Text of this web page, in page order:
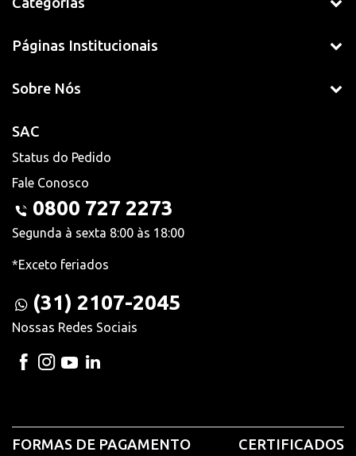
Páginas Institucionais
Sobre Nós
SAC
Status do Pedido
Fale Conosco
0800 727 2273
Segunda à sexta 8:00 às 18:00
*Exceto feriados
(31) 2107-2045
Nossas Redes Sociais
FORMAS DE PAGAMENTO CERTIFICADOS